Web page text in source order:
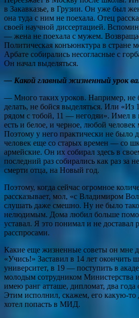
в Закавказье, в Грузии. Он уже был
она туда с ним не поехала. Отец
своей научной диссертацией.
— жена не поехала с мужем.
Политическая конъюнктура в стране
Арбате собирались несогласные с
Он начал выделяться.
— Какой главный жизненный урок
— Много таких уроков. Например, не
делать, не бойся выделяться. Или «Из
рядом с тобой, 11 — негодяи». Имел в
есть и белое, и черное, любой человек
Поэтому у него практически не было
человек еще со старых времен — со
армейские. Он их собирал здесь в
последний раз собирались как раз за
смерти отца, на Новый год.
Поэтому, когда сейчас огромное
рассказывает, мол, «с Владимиром
слушать даже смешно. Ну не было
нелюдимым. Дома любил больше
уставал. Я это понимал и не доставал
расспросами.
Какие еще жизненные советы он мне
«Учись!» Заставил в 14 лет окончить
университет, в 19 — поступить в
молодым сотрудником Министерства
имею ранг атташе, дипломат, два
Этим исполнил, скажем, его какую-то
хотел попасть в МИД.